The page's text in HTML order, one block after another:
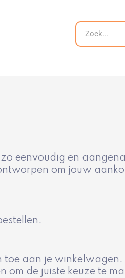
Zoeken
eenvoudig en
om jouw
toe aan je winkelwagen.
om de juiste keuze te